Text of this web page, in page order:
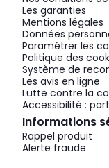
Les garanties
Mentions légales
Données
Paramétrer les
Politique des
Système de
Les avis en ligne
Lutte contre la
Accessibilité :
Informations
Rappel produit
Alerte fraude